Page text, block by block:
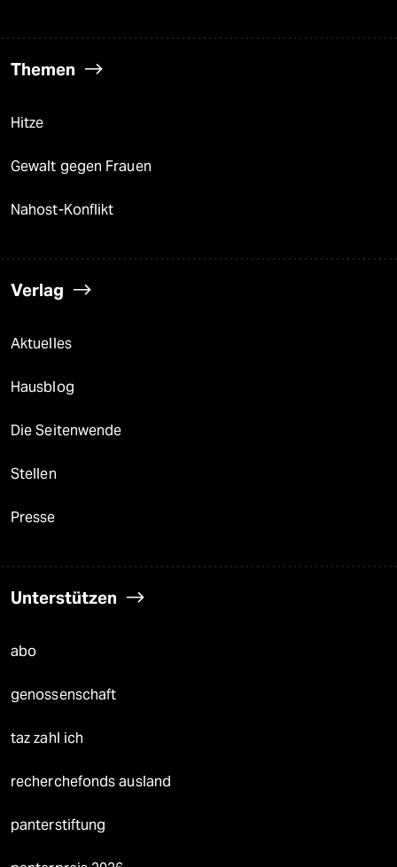
Themen
Hitze
Gewalt gegen Frauen
Nahost-Konflikt
Verlag
Aktuelles
Hausblog
Die Seitenwende
Stellen
Presse
Unterstützen
abo
genossenschaft
taz zahl ich
recherchefonds ausland
panterstiftung